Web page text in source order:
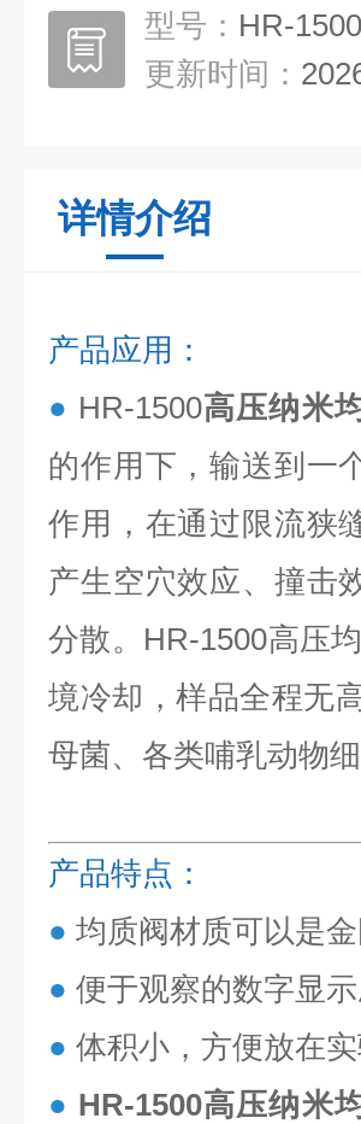
型号： HR-1500
更新时间：
详情介绍
产品应用：
● HR-1500高压纳米
的作用下，输送到一
作用，在通过限流狭
产生空穴效应、撞击
分散。HR-1500高压
境冷却，样品全程无
母菌、各类哺乳动物
产品特点：
● 均质阀材质可以是
● 便于观察的数字显
● 体积小，方便放在实
● HR-1500高压纳米